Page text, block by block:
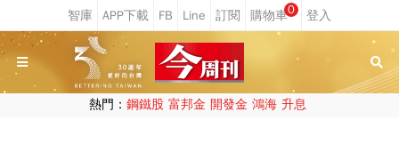
0
熱門： 鋼鐵股 富邦金 開發金 鴻海 升息